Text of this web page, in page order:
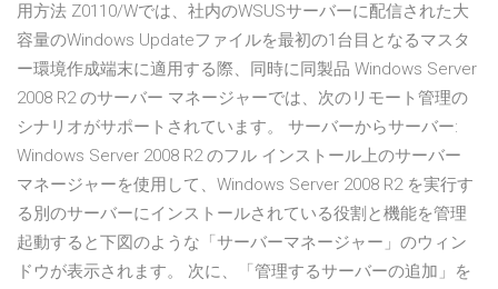
用方法 Z0110/Wでは、社内のWSUSサーバーに配信された大
容量のWindows Updateファイルを最初の1台目となるマスタ
ー環境作成端末に適用する際、同時に同製品 Windows Server
2008 R2 のサーバー マネージャーでは、次のリモート管理の
シナリオがサポートされています。 サーバーからサーバー:
Windows Server 2008 R2 のフル インストール上のサーバー
マネージャーを使用して、Windows Server 2008 R2 を実行す
る別のサーバーにインストールされている役割と機能を管理
起動すると下図のような「サーバーマネージャー」のウィン
ドウが表示されます。 次に、「管理するサーバーの追加」を